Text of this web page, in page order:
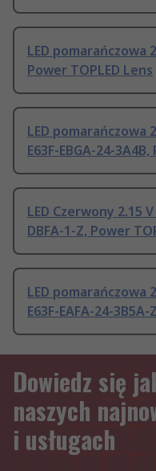
LED pomarańczowa
Power TOPLED Lens
LED pomarańczowa
E63F-EBGA-24-
LED Czerwony 2.15 V
DBFA-1-Z, Power
LED pomarańczowa
E63F-EAFA-24-
Dowiedz się
naszych
i usługach